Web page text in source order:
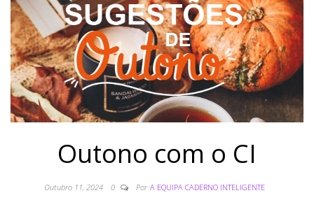
Outono com o CI
Outubro 11, 2024 0 Por A EQUIPA CADERNO INTELIGENTE